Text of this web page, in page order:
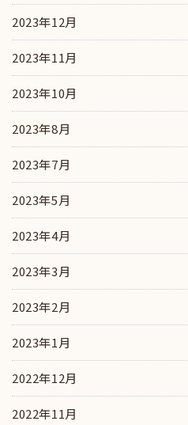
2023年12月
2023年11月
2023年10月
2023年8月
2023年7月
2023年5月
2023年4月
2023年3月
2023年2月
2023年1月
2022年12月
2022年11月